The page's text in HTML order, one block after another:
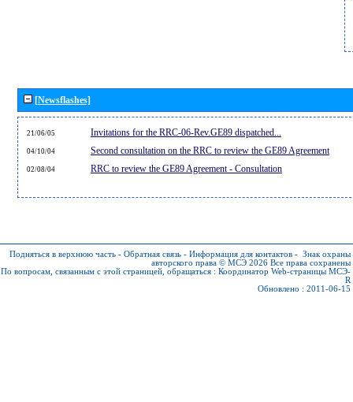
[Newsflashes]
21/06/05 Invitations for the RRC-06-Rev.GE89 dispatched...
04/10/04 Second consultation on the RRC to review the GE89 Agreement
02/08/04 RRC to review the GE89 Agreement - Consultation
Подняться в верхнюю часть - Обратная связь - Информация для контактов - Знак охраны
авторского права © МСЭ 2026 Все права сохранены
По вопросам, связанным с этой страницей, обращаться : Координатор Web-страницы МСЭ-
R
Обновлено : 2011-06-15